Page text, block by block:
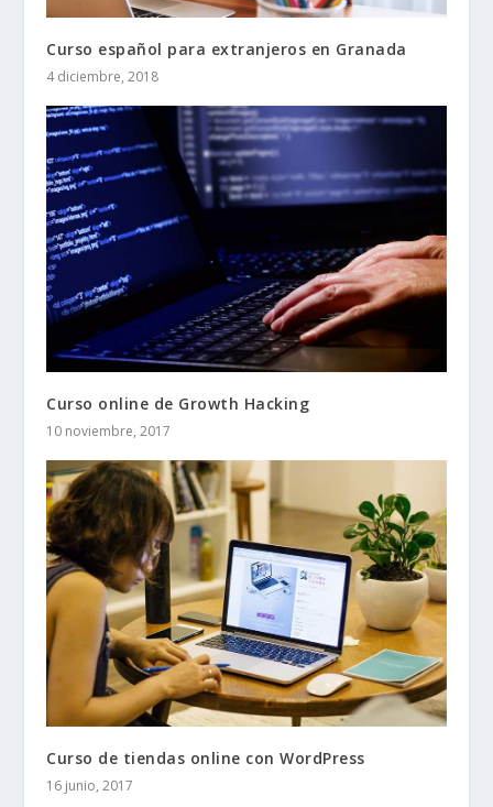
Curso español para extranjeros en Granada
4 diciembre, 2018
Curso online de Growth Hacking
10 noviembre, 2017
Curso de tiendas online con WordPress
16 junio, 2017